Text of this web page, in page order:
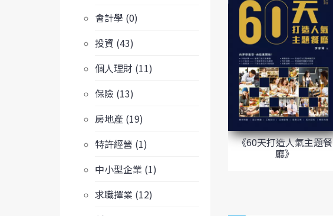
會計學 (0)
投資 (43)
個人理財 (11)
保險 (13)
房地產 (19)
特許經營 (1)
中小型企業 (1)
求職擇業 (12)
《60天打造人氣主題餐
廳》